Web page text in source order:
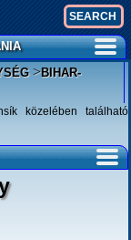
>BIHAR-
közelében található